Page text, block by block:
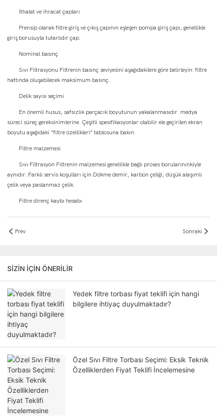
İthalat ve ihracat çapları
Prensip olarak filtre giriş ve çıkış çapının eşleşen pompa giriş çapı, genellikle
giriş borusuyla tutarlıdır çap.
Nominal basınç
Sıvı Filtrasyonu Filtrenin basınç seviyesini aşağıdakilere göre belirleyin: filtre
hattında oluşabilecek maksimum basınç.
Delik sayısı seçimi
En önemli husus, safsızlık parçacık boyutunun yakalanmasıdır. medya
süreci süreç gereksinimlerine. Çeşitli spesifikasyonlar olabilir ele geçirilen ekran
boyutu aşağıdaki "filtre özellikleri" tablosuna bakın.
Filtre malzemesi
Sıvı Filtrasyon Filtrenin malzemesi genellikle bağlı proses borularınınkiyle
aynıdır. Farklı servis koşulları için Dökme demir, karbon çeliği, düşük alaşımlı
çelik veya paslanmaz çelik.
Filtre direnç kaybı hesabı
Prev Sonraki
SIZIN IÇIN ÖNERILIR
Yedek filtre torbası fiyat teklifi için hangi
bilgilere ihtiyaç duyulmaktadır?
Özel Sıvı Filtre Torbası Seçimi: Eksik Teknik
Özelliklerden Fiyat Teklifi İncelemesine